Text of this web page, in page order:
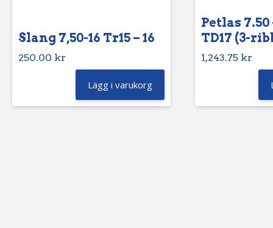
Slang 7,50-16 Tr15 – 16
250.00 kr
Lägg i varukorg
Petlas 7.50
TD17 (3-
1,243.75 kr